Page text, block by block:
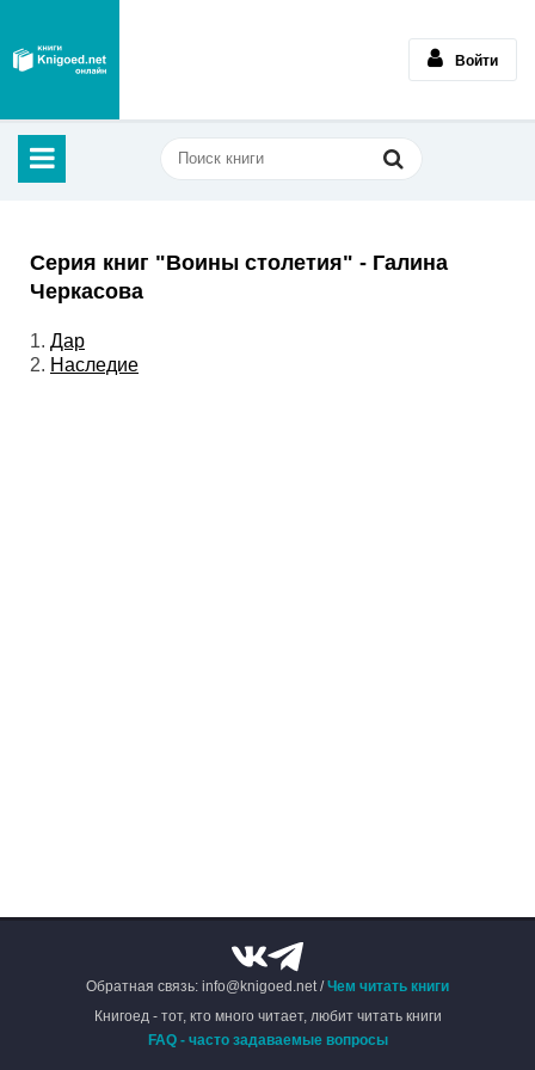
Войти
Серия книг "Воины столетия" - Галина
Черкасова
1. Дар
2. Наследие
Обратная связь: info@knigoed.net /Чем читать книги
Книгоед - тот, кто много читает, любит читать книги
FAQ - часто задаваемые вопросы